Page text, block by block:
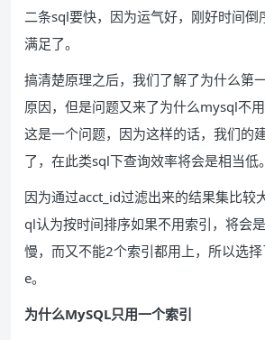
二条sql要快，因为运气好，刚好时间倒
满足了。
搞清楚原理之后，我们了解了为什么第
原因，但是问题又来了为什么mysql不用
这是一个问题，因为这样的话，我们的
了，在此类sql下查询效率将会是相当低
因为通过acct_id过滤出来的结果集比较
ql认为按时间排序如果不用索引，将会
慢，而又不能2个索引都用上，所以选
e。
为什么MySQL只用一个索引